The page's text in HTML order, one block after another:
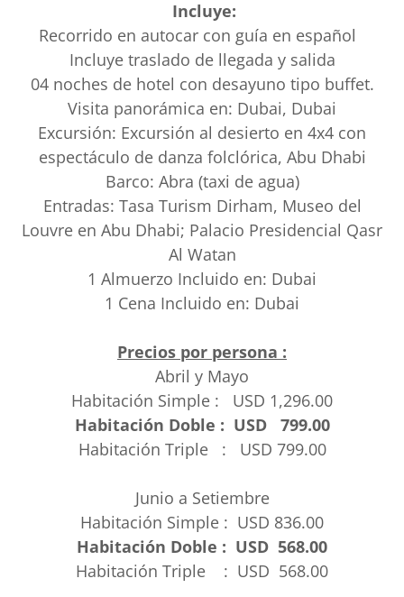
Incluye:
Recorrido en autocar con guía en español
Incluye traslado de llegada y salida
04 noches de hotel con desayuno tipo buffet.
Visita panorámica en: Dubai, Dubai
Excursión: Excursión al desierto en 4x4 con
espectáculo de danza folclórica, Abu Dhabi
Barco: Abra (taxi de agua)
Entradas: Tasa Turism Dirham, Museo del
Louvre en Abu Dhabi; Palacio Presidencial Qasr
Al Watan
1 Almuerzo Incluido en: Dubai
1 Cena Incluido en: Dubai
Precios por persona :
Abril y Mayo
Habitación Simple : USD 1,296.00
Habitación Doble : USD 799.00
Habitación Triple : USD 799.00
Junio a Setiembre
Habitación Simple : USD 836.00
Habitación Doble : USD 568.00
Habitación Triple : USD 568.00